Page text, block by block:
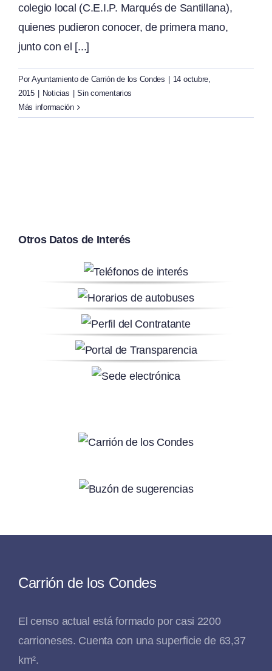
colegio local (C.E.I.P. Marqués de Santillana),
quienes pudieron conocer, de primera mano,
junto con el [...]
Por Ayuntamiento de Carrión de los Condes
14 octubre,
2015
Noticias
Sin comentarios
Más información
Otros Datos de Interés
Carrión de los Condes
El censo actual está formado por casi 2200
carrioneses. Cuenta con una superficie de 63,37
km².